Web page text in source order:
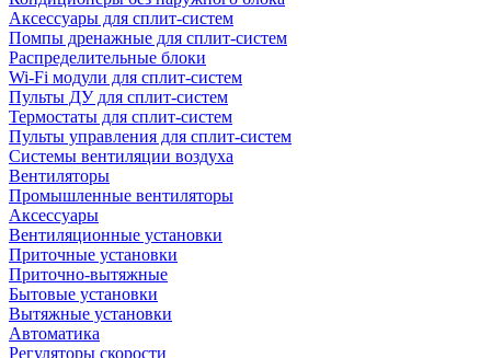
Аксессуары для сплит-систем
Помпы дренажные для сплит-систем
Распределительные блоки
Wi-Fi модули для сплит-систем
Пульты ДУ для сплит-систем
Термостаты для сплит-систем
Пульты управления для сплит-систем
Системы вентиляции воздуха
Вентиляторы
Промышленные вентиляторы
Аксессуары
Вентиляционные установки
Приточные установки
Приточно-вытяжные
Бытовые установки
Вытяжные установки
Автоматика
Регуляторы скорости